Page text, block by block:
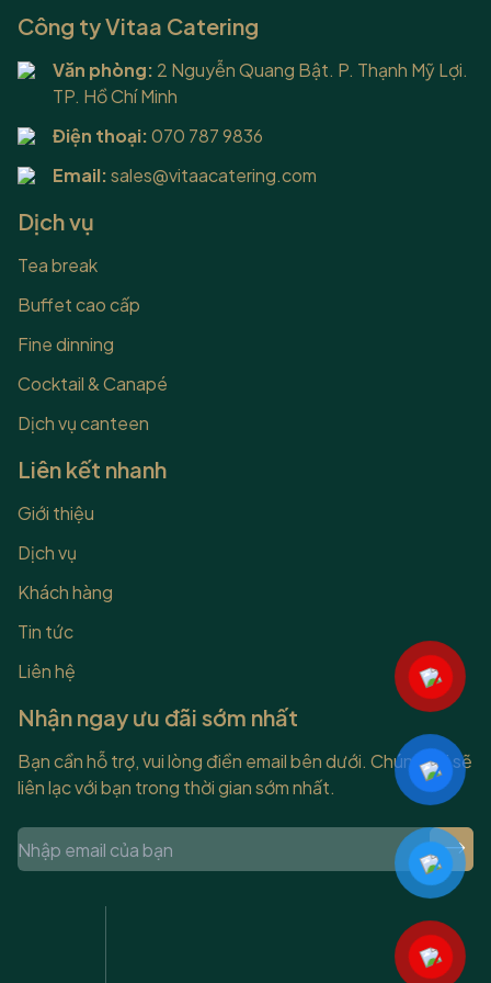
thực phẩm. Dưới đây là
mang đến cho doanh
nghiệp: 1. Suất ăn công
nghiệp Vitaa Catering luôn
phương châm “Meals by
từ...
Công ty Vitaa Catering
Văn phòng: 2 Nguyễn Quang Bật. P. Thạnh Mỹ Lợi.
TP. Hồ Chí Minh
Điện thoại:070 787 9836
Email:sales@vitaacatering.com
Dịch vụ
Tea break
Buffet cao cấp
Fine dinning
Cocktail & Canapé
Dịch vụ canteen
Liên kết nhanh
Giới thiệu
Dịch vụ
Khách hàng
Tin tức
Liên hệ
Nhận ngay ưu đãi sớm nhất
Bạn cần hỗ trợ, vui lòng điền email bên dưới. Chúng tôi sẽ
liên lạc với bạn trong thời gian sớm nhất.